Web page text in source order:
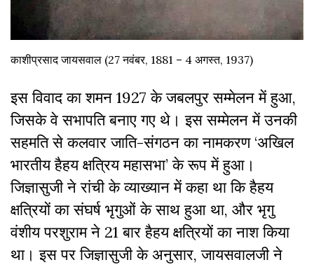
काशीप्रसाद जायसवाल (27 नवंबर, 1881 – 4 अगस्त, 1937)
इस विवाद का शमन 1927 के जबलपुर सम्मेलन में हुआ,
जिसके वे सभापति बनाए गए थे। इस सम्मेलन में उनकी
सहमति से कलवार जाति-संगठन का नामकरण ‘अखिल
भारतीय हैहय क्षत्रिय महासभा’ के रूप में हुआ।
जिज्ञासुजी ने रांची के व्याख्यान में कहा था कि हैहय
क्षत्रियों का संघर्ष भृगुओं के साथ हुआ था, और भृगु
वंशीय परशुराम ने 21 बार हैहय क्षत्रियों का नाश किया
था। इस पर जिज्ञासुजी के अनुसार, जायसवालजी ने